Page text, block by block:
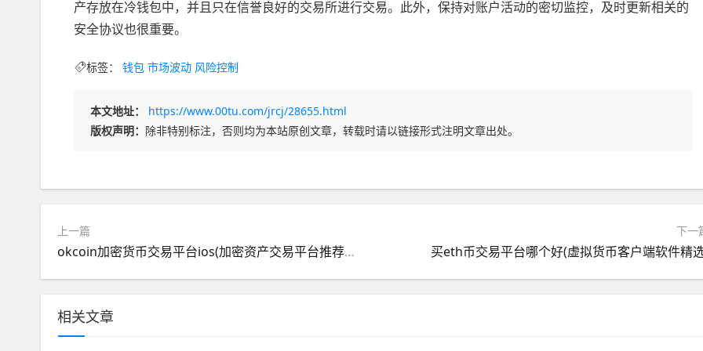
产存放在冷钱包中，并且只在信誉良好的交易所进行交易。此外，保持对账户活动的密切监控，及时更新相关的
安全协议也很重要。
标签： 钱包 市场波动 风险控制
本文地址：
https://www.00tu.com/jrcj/28655.html
版权声明： 除非特别标注，否则均为本站原创文章，转载时请以链接形式注明文章出处。
上一篇
okcoin加密货币交易平台ios(加密资产交易平台推荐分析)
下一
买eth币交易平台哪个好(虚拟货币客户端软件精
相关文章